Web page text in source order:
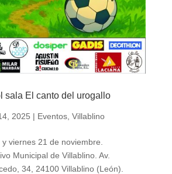
sala El canto del urogallo
2025 | Eventos, Villablino
viernes 21 de noviembre.
Municipal de Villablino. Av.
34, 24100 Villablino (León).